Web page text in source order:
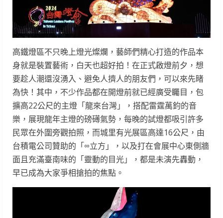
高鐵燈區不只晚上燈光燦爛，藝師們精心打造的作品本
身就是裝置藝術，白天也超好拍！在正式啟燈前夕，想
要趁人潮還沒湧入、避免人擠人的朋友們，可以來先睹
為快！其中，不少作品都在開燈前就已經廣受矚目，包
擴高22公尺的主燈「龍來台灣」，搭配雷霆萬鈞的音
樂，展現龍年主燈的磅礡氣勢，每晚的試燈都吸引許多
民眾在外圍旁觀拍照，而城里有光展區高達16公尺，由
台積電公司贊助的「∞立方」，以及打在會展中心東側牆
面且充滿臺南味的「靈動的目光」，都是未演先轟動，
早已成為大家爭相搶拍的焦點。